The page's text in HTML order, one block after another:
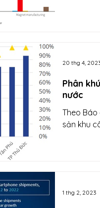
Phân
nước
Theo
sản khu
20 thg 4,
1 thg 2, 2023